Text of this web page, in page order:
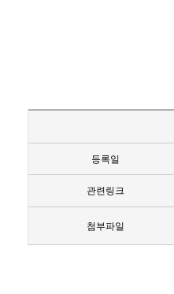
등록일
관련링크
첨부파일